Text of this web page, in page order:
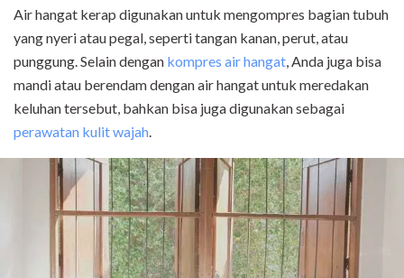
Air hangat kerap digunakan untuk mengompres bagian tubuh
yang nyeri atau pegal, seperti tangan kanan, perut, atau
punggung. Selain dengan kompres air hangat, Anda juga bisa
mandi atau berendam dengan air hangat untuk meredakan
keluhan tersebut, bahkan bisa juga digunakan sebagai
perawatan kulit wajah.